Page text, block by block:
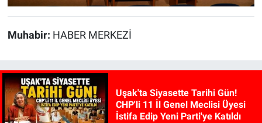
Muhabir: HABER MERKEZİ
Uşak'ta Siyasette Tarihi Gün!
CHP'li 11 İl Genel Meclisi Üyesi
İstifa Edip Yeni Parti'ye Katıldı